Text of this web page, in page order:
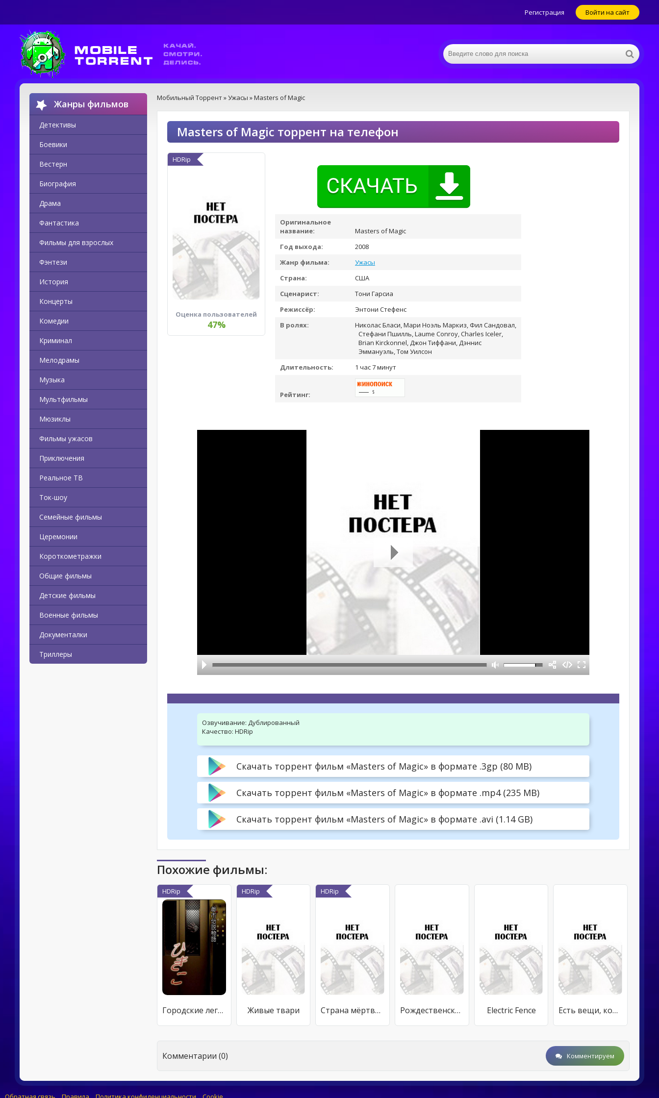
Регистрация Войти на сайт
Жанры фильмов
Детективы
Боевики
Вестерн
Биография
Драма
Фантастика
Фильмы для взрослых
Фэнтези
История
Концерты
Комедии
Криминал
Мелодрамы
Музыка
Мультфильмы
Мюзиклы
Фильмы ужасов
Приключения
Реальное ТВ
Ток-шоу
Семейные фильмы
Церемонии
Короткометражки
Общие фильмы
Детские фильмы
Военные фильмы
Документалки
Триллеры
Мобильный Торрент»Ужасы » Masters of Magic
Masters of Magic торрент на телефон
HDRip
Оценка пользователей
47%
Оригинальное
название:
Masters of Magic
Год выхода:
2008
Жанр фильма:
Ужасы
Страна:
США
Сценарист:
Тони Гарсиа
Режиссёр:
Энтони Стефенс
В ролях:
Николас Бласи, Мари Ноэль Маркиз, Фил Сандовал,
Стефани Пшилль, Laume Conroy, Charles Iceler,
Brian Kirckonnel, Джон Тиффани, Дэннис
Эммануэль, Том Уилсон
Длительность:
1 час 7 минут
Рейтинг:
Озвучивание: Дублированный
Качество: HDRip
Скачать торрент фильм «Masters of Magic» в формате .3gp (80 MB)
Скачать торрент фильм «Masters of Magic» в формате .mp4 (235 MB)
Скачать торрент фильм «Masters of Magic» в формате .avi (1.14 GB)
Похожие фильмы:
HDRip
Городские легенды: Хикико
HDRip
Живые твари
HDRip
Страна мёртвых Рождественская резня Electric Fence Есть вещи, которые не забываются
Комментарии (0) Комментируем